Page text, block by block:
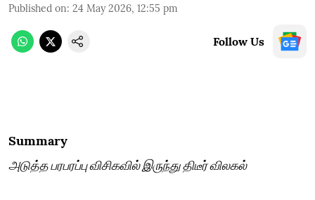
Published on: 24 May 2026, 12:55 pm
Follow Us
Summary
அடுத்த பரபரப்பு விசிகவில் இருந்து திடீர் விலகல்